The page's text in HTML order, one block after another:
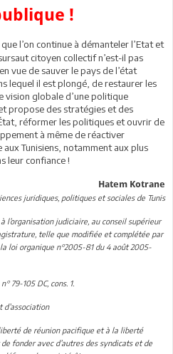
!
l’on continue à démanteler l’Etat et
citoyen collectif n’est-il pas
vue de sauver le pays de l’état
lequel il est plongé, de restaurer les
vision globale d’une politique
propose des stratégies et des
réformer les politiques et ouvrir de
à même de réactiver
Tunisiens, notamment aux plus
leur confiance !
Hatem Kotrane
juridiques, politiques et sociales de Tunis
l’organisation judiciaire, au conseil supérieur
telle que modifiée et complétée par
loi organique n°2005-81 du 4 août 2005-
79-105 DC, cons. 1.
d’association
de réunion pacifique et à la liberté
fonder avec d’autres des syndicats et de